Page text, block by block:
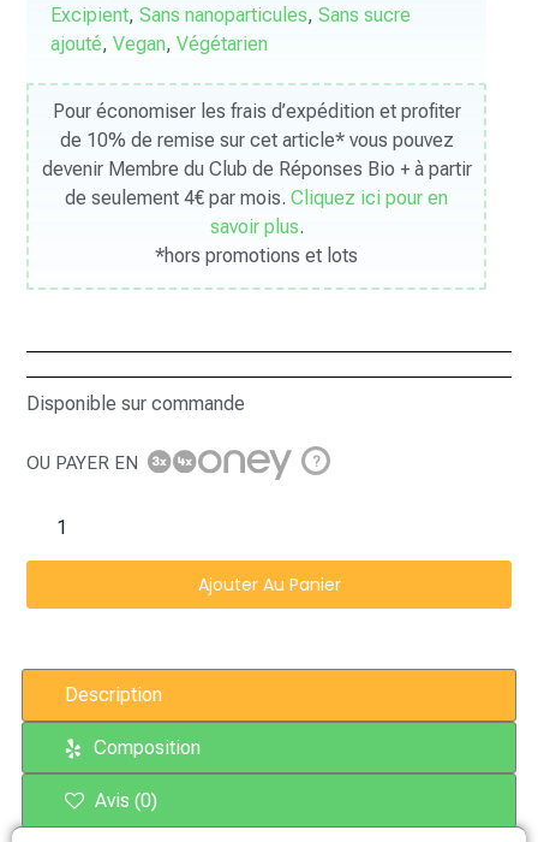
Excipient,Sans nanoparticules,Sans sucre
ajouté,Vegan,Végétarien
Pour économiser les frais d’expédition et profiter
de 10% de remise sur cet article* vous pouvez
devenir Membre du Club de Réponses Bio + à partir
de seulement 4€ par mois.Cliquez ici pour en
savoir plus.
*hors promotions et lots
Disponible sur commande
OU PAYER EN ?
Ajouter Au Panier
Description
Composition
Avis (0)